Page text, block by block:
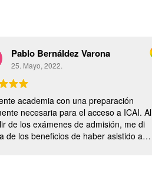
Pablo Bernáldez Varona
25. Mayo, 2022.
academia con una preparación
necesaria para el acceso a ICAI. Al
de los exámenes de admisión, me di
de los beneficios de haber asistido a